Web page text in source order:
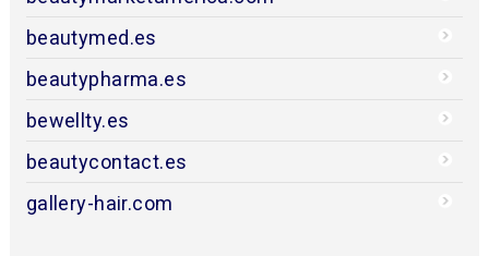
beautymed.es
beautypharma.es
bewellty.es
beautycontact.es
gallery-hair.com